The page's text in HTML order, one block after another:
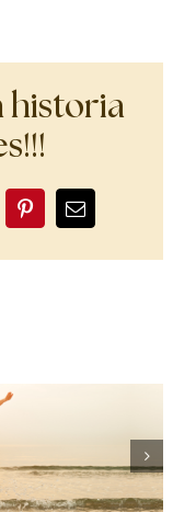
historia
PinterestCorreo